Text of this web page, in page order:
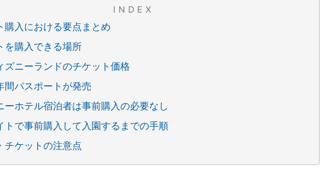
INDEX
購入における要点まとめ
を購入できる場所
ズニーランドのチケット価格
間パスポートが発売
ーホテル宿泊者は事前購入の必要なし
トで事前購入して入園するまでの手順
チケットの注意点